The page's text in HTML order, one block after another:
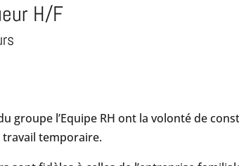
H/F
groupe l’Equipe RH ont la volonté de
travail temporaire.